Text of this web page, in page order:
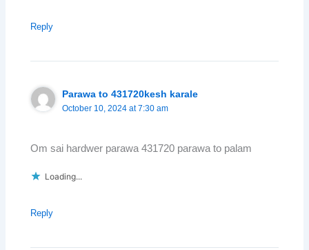
Reply
Parawa to 431720kesh karale
October 10, 2024 at 7:30 am
Om sai hardwer parawa 431720 parawa to palam
Loading...
Reply